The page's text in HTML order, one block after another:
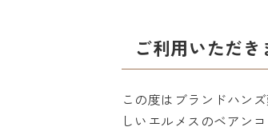
ご利用いただ
この度はブランドハン
しいエルメスのベアン